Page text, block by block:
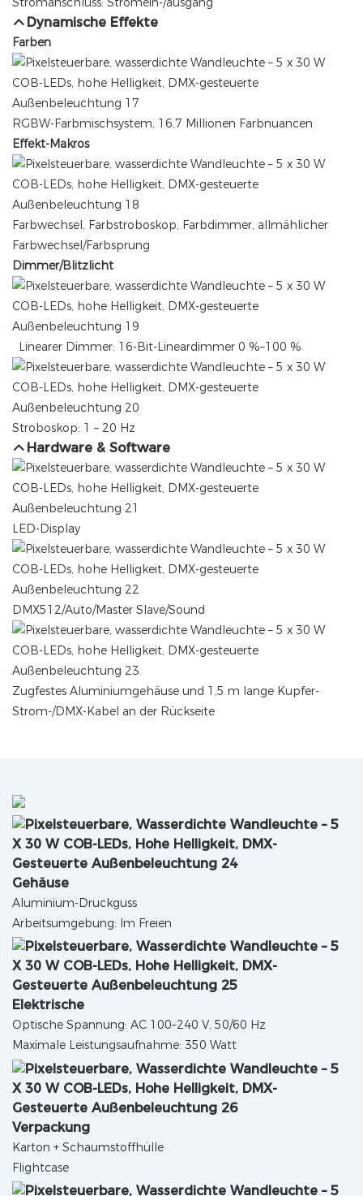
Dynamische Effekte
Farben
RGBW-Farbmischsystem, 16,7 Millionen Farbnuancen
Effekt-Makros
Farbwechsel, Farbstroboskop, Farbdimmer, allmählicher
Farbwechsel/Farbsprung
Dimmer/Blitzlicht
Linearer Dimmer: 16-Bit-Lineardimmer 0 %–100 %
Stroboskop: 1 – 20 Hz
Hardware & Software
LED-Display
DMX512/Auto/Master Slave/Sound
Zugfestes Aluminiumgehäuse und 1,5 m lange Kupfer-
Strom-/DMX-Kabel an der Rückseite
Gehäuse
Aluminium-Druckguss
Arbeitsumgebung: Im Freien
Elektrische
Optische Spannung: AC 100–240 V, 50/60 Hz
Maximale Leistungsaufnahme: 350 Watt
Verpackung
Karton + Schaumstoffhülle
Flightcase